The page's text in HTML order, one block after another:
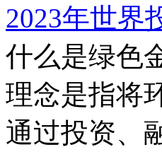
2023年世界
什么是绿色
理念是指将
通过投资、